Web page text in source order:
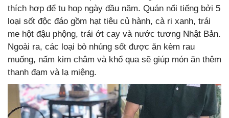
thích hợp để tụ họp ngày đầu năm. Quán nổi tiếng bởi 5
loại sốt độc đáo gồm hạt tiêu củ hành, cà ri xanh, trái
me hột đậu phộng, trái ớt cay và nước tương Nhật Bản.
Ngoài ra, các loại bò nhúng sốt được ăn kèm rau
muống, nấm kim châm và khổ qua sẽ giúp món ăn thêm
thanh đạm và lạ miệng.